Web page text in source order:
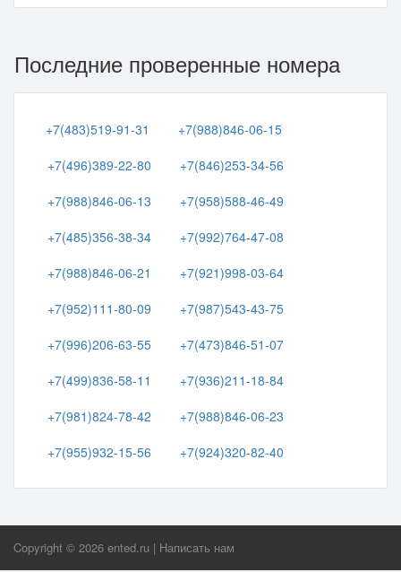
Последние проверенные номера
+7(483)519-91-31
+7(988)846-06-15
+7(496)389-22-80
+7(846)253-34-56
+7(988)846-06-13
+7(958)588-46-49
+7(485)356-38-34
+7(992)764-47-08
+7(988)846-06-21
+7(921)998-03-64
+7(952)111-80-09
+7(987)543-43-75
+7(996)206-63-55
+7(473)846-51-07
+7(499)836-58-11
+7(936)211-18-84
+7(981)824-78-42
+7(988)846-06-23
+7(955)932-15-56
+7(924)320-82-40
Copyright © 2026 ented.ru | Написать нам